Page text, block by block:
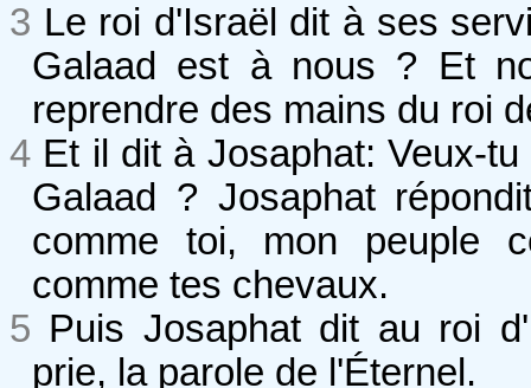
3 Le roi d'Israël dit à ses
Galaad est à nous ? Et
reprendre des mains du roi
4 Et il dit à Josaphat: Veux-
Galaad ? Josaphat
comme toi, mon peuple
comme tes chevaux.
5 Puis Josaphat dit au roi
prie, la parole de l'Éternel.